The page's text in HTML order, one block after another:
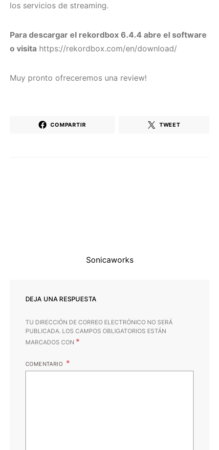
los servicios de streaming.
Para descargar el rekordbox 6.4.4 abre el software
o visita https://rekordbox.com/en/download/
Muy pronto ofreceremos una review!
COMPARTIR TWEET
Sonicaworks
DEJA UNA RESPUESTA
TU DIRECCIÓN DE CORREO ELECTRÓNICO NO SERÁ
PUBLICADA. LOS CAMPOS OBLIGATORIOS ESTÁN
MARCADOS CON *
COMENTARIO